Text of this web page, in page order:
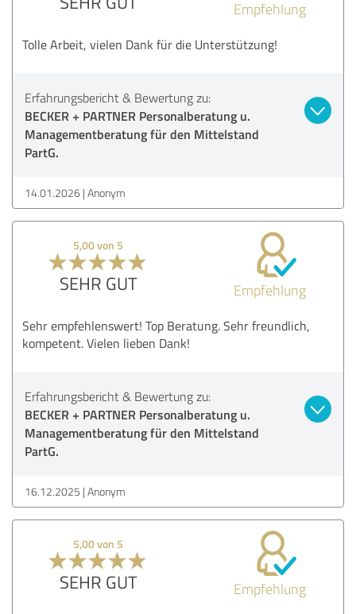
Empfehlung
Tolle Arbeit, vielen Dank für die Unterstützung!
Erfahrungsbericht & Bewertung zu:
BECKER + PARTNER Personalberatung u.
Managementberatung für den Mittelstand
PartG.
14.01.2026 Anonym
5,00 von 5
SEHR GUT Empfehlung
Sehr empfehlenswert! Top Beratung. Sehr freundlich,
kompetent. Vielen lieben Dank!
Erfahrungsbericht & Bewertung zu:
BECKER + PARTNER Personalberatung u.
Managementberatung für den Mittelstand
PartG.
16.12.2025 Anonym
5,00 von 5
SEHR GUT Empfehlung